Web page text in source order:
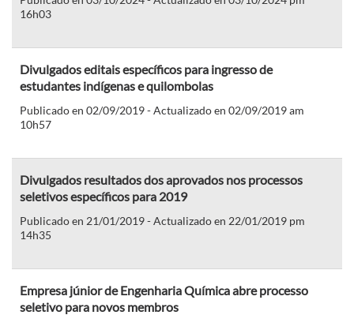
16h03
Divulgados editais específicos para ingresso de
estudantes indígenas e quilombolas
Publicado en 02/09/2019 - Actualizado en 02/09/2019 am
10h57
Divulgados resultados dos aprovados nos processos
seletivos específicos para 2019
Publicado en 21/01/2019 - Actualizado en 22/01/2019 pm
14h35
Empresa júnior de Engenharia Química abre processo
seletivo para novos membros